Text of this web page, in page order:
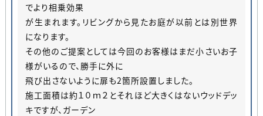
でより相乗効果
が生まれます。リビングから見たお庭が以前とは別世界
になります。
その他のご提案としては今回のお客様はまだ小さいお子
様がいるので、勝手に外に
飛び出さないように扉も2箇所設置しました。
施工面積は約１０ｍ２とそれほど大きくはないウッドデッ
キですが、ガーデン